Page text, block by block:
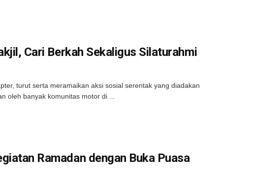
Cari Berkah Sekaligus Silaturahmi
turut serta meramaikan aksi sosial serentak yang diadakan
oleh banyak komunitas motor di ...
Ramadan dengan Buka Puasa